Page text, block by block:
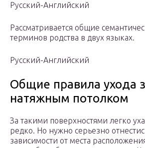
Русский-Английский
Рассматривается общие
терминов родства в двух языках.
Русский-Английский
Общие правила ухода
натяжным потолком
За такими поверхностями легко
редко. Но нужно серьезно
зависимости от места